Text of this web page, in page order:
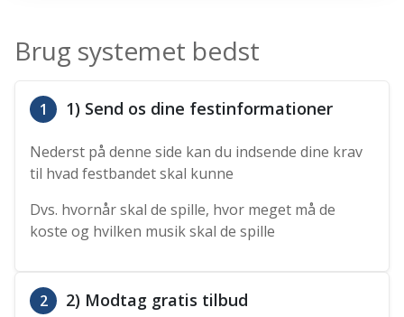
Brug systemet bedst
1 1) Send os dine festinformationer
Nederst på denne side kan du indsende dine krav
til hvad festbandet skal kunne
Dvs. hvornår skal de spille, hvor meget må de
koste og hvilken musik skal de spille
2 2) Modtag gratis tilbud